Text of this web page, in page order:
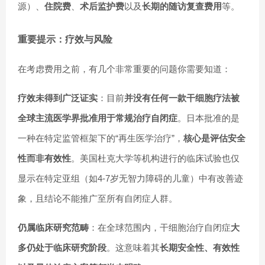
源）、 住院费 术后监护费以及长期的随访复查费用等。
重要提示：疗效与风险
在考虑费用之前，有几个非常重要的问题你需要知道：
疗效未得到广泛证实 ：目前并没有任何一款干细胞疗法被
全球主流医学界批准用于常规治疗自闭症。日本批准的是
一种在特定监管框架下的“再生医学治疗”， 核心是评估安全
性而非有效性。美国杜克大学等机构进行的临床试验也仅
显示在特定亚组（如4-7岁无智力障碍的儿童）中有改善迹
象，且结论不能推广至所有自闭症人群。
仍属临床研究范畴 ：在全球范围内，干细胞治疗自闭症大
多仍处于临床研究阶段。这意味着其长期安全性、有效性